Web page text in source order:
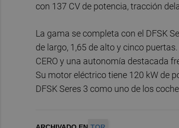
con 137 CV de potencia, tracción
La gama se completa con el DFSK
de largo, 1,65 de alto y cinco
CERO y una autonomía destacada
Su motor eléctrico tiene 120 kW de
DFSK Seres 3 como uno de los